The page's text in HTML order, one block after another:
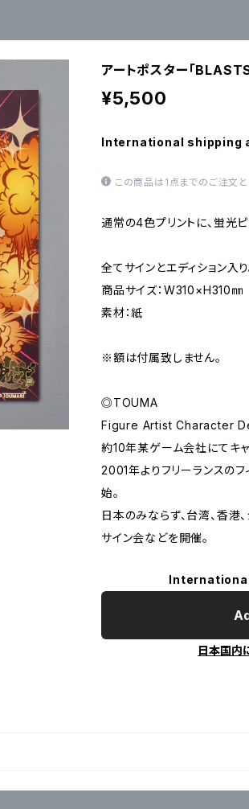
アートポスター「
¥5,500
International shipping
この商品は1点までのご注文と
通常の4色プリントに、蛍光
全てサインとエディション入り
商品サイズ：W310×H310㎜
素材：紙
※額は付属致しません。
◎TOUMA
Figure Artist Character
約10年某ゲーム会社にてキ
2001年よりフリーランスの
始。
日本のみならず、台湾、香港
サイン会などを開催。
日本国内